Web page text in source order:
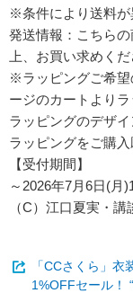
※条件により送料が
発送情報：こちら
上、お買い求めくだ
※ラッピングご希望
ージのカートよりラ
ラッピングのデザ
ラッピングをご購入
【受付期間】
～2026年7月6日(月
（C）江口夏実・
「CCさくら」
1%OFFセール！